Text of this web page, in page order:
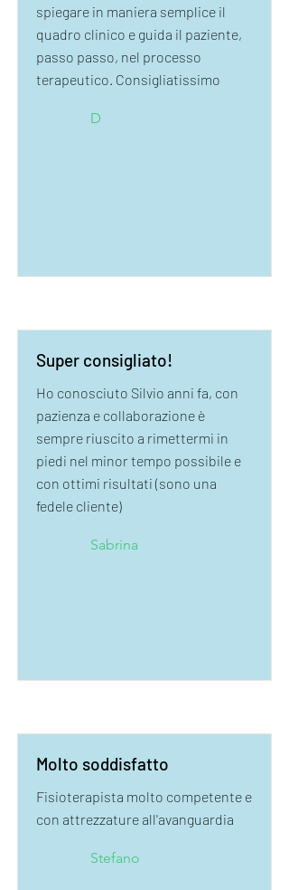
spiegare in maniera semplice il
quadro clinico e guida il paziente,
passo passo, nel processo
terapeutico. Consigliatissimo
D
Super consigliato!
Ho conosciuto Silvio anni fa, con
pazienza e collaborazione è
sempre riuscito a rimettermi in
piedi nel minor tempo possibile e
con ottimi risultati (sono una
fedele cliente)
Sabrina
Molto soddisfatto
Fisioterapista molto competente e
con attrezzature all'avanguardia
Stefano